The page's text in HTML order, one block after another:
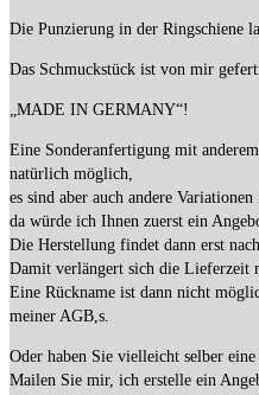
Die Punzierung in der Ringschiene
Das Schmuckstück ist von mir
„MADE IN GERMANY“!
Eine Sonderanfertigung mit
natürlich möglich,
es sind aber auch andere
da würde ich Ihnen zuerst ein
Die Herstellung findet dann erst
Damit verlängert sich die Lieferzeit
Eine Rückname ist dann nicht
meiner AGB,s.
Oder haben Sie vielleicht selber
Mailen Sie mir, ich erstelle ein